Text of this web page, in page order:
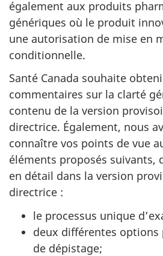
également aux produits
génériques où le produit
une autorisation de mise en
conditionnelle.
Santé Canada souhaite
commentaires sur la clarté
contenu de la version
directrice. Également, nous
connaître vos points de vue
éléments proposés suivants,
en détail dans la version
directrice :
le processus unique
deux différentes options
de dépistage;